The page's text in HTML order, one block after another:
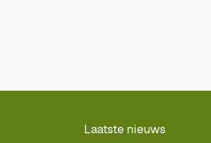
Laatste nieuws